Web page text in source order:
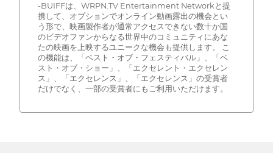
-BUIFFは、WRPN.TV Entertainment Networkと提
携して、オプションでオンライン動画露出の機会とい
う形で、映画製作者が通常アクセスできない数十か国
のビデオファンからなる世界中のコミュニティにあな
たの映画を上映するユニークな機会も提供します。 こ
の機能は、「ベスト・オブ・フェスティバル」、「ベ
スト・オブ・ショー」、「エクセレント・エクセレン
ス」、「エクセレンス」、「エクセレンス」の受賞者
だけでなく、一部の受賞者にもご利用いただけます。